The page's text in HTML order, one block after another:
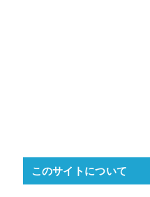
このサイトについて